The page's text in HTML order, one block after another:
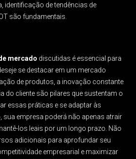
identificação de tendências de
são fundamentais.
mercado discutidas é essencial para
se destacar em um mercado
de produtos, a inovação constante
do cliente são pilares que sustentam o
essas práticas e se adaptar às
empresa poderá não apenas atrair
los leais por um longo prazo. Não
adicionais para aprofundar seu
empresarial e maximizar